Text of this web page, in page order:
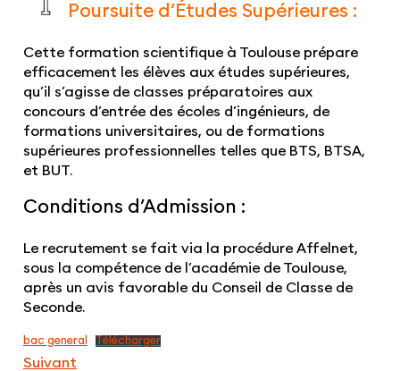
Poursuite d’Études Supérieures :
Cette formation scientifique à Toulouse prépare
efficacement les élèves aux études supérieures,
qu’il s’agisse declasses préparatoires aux
concours d’entrée des écoles d’ingénieurs, de
formations universitaires, ou de formations
supérieures professionnelles telles que BTS, BTSA,
et BUT.
Conditions d’Admission :
Le recrutement se fait via la procédure Affelnet,
sous la compétence de l’académie de Toulouse,
après un avis favorable du Conseil de Classe de
Seconde.
bac general Télécharger
Suivant